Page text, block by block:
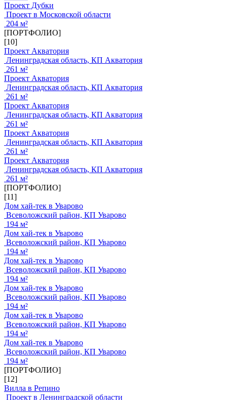
Проект Дубки
Проект в Московской области
204 м²
[ПОРТФОЛИО]
[10]
Проект Акватория
Ленинградская область, КП Акватория
261 м²
Проект Акватория
Ленинградская область, КП Акватория
261 м²
Проект Акватория
Ленинградская область, КП Акватория
261 м²
Проект Акватория
Ленинградская область, КП Акватория
261 м²
Проект Акватория
Ленинградская область, КП Акватория
261 м²
[ПОРТФОЛИО]
[11]
Дом хай-тек в Уварово
Всеволожский район, КП Уварово
194 м²
Дом хай-тек в Уварово
Всеволожский район, КП Уварово
194 м²
Дом хай-тек в Уварово
Всеволожский район, КП Уварово
194 м²
Дом хай-тек в Уварово
Всеволожский район, КП Уварово
194 м²
Дом хай-тек в Уварово
Всеволожский район, КП Уварово
194 м²
Дом хай-тек в Уварово
Всеволожский район, КП Уварово
194 м²
[ПОРТФОЛИО]
[12]
Вилла в Репино
Проект в Ленинградской области